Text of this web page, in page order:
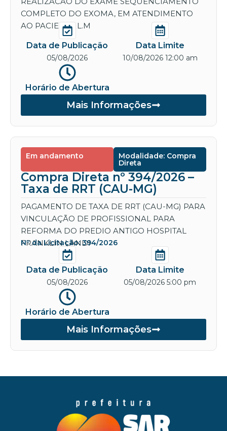
COMPLETO DO EXOMA, EM ATENDIMENTO
AO PACIENTE L.M
Data de Publicação
05/08/2026
Data Limite
10/08/2026 12:00 am
Horário de Abertura
Mais Informações
Em andamento Modalidade: Compra
Direta
Compra Direta nº 394/2026 –
Taxa de RRT (CAU-MG)
PAGAMENTO DE TAXA DE RRT (CAU-MG) PARA
VINCULAÇÃO DE PROFISSIONAL PARA
REFORMA DO PREDIO ANTIGO HOSPITAL
FRANKLIN LANDI
Nº da Licitação: 394/2026
Data de Publicação
05/08/2026
Data Limite
05/08/2026 5:00 pm
Horário de Abertura
Mais Informações